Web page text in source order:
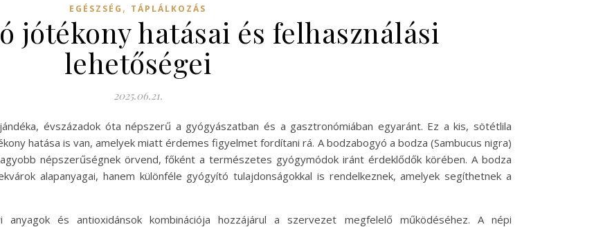
EGÉSZSÉG , TÁPLÁLKOZÁS
jótékony hatásai és felhasználási
lehetőségei
2025.06.21.
évszázadok óta népszerű a gyógyászatban és a gasztronómiában egyaránt. Ez a kis, sötétlila
hatása is van, amelyek miatt érdemes figyelmet fordítani rá. A bodzabogyó a bodza (Sambucus nigra)
népszerűségnek örvend, főként a természetes gyógymódok iránt érdeklődők körében. A bodza
alapanyagai, hanem különféle gyógyító tulajdonságokkal is rendelkeznek, amelyek segíthetnek a
anyagok és antioxidánsok kombinációja hozzájárul a szervezet megfelelő működéséhez. A népi